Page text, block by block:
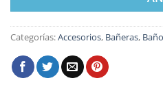
Categorías:Accesorios, Bañeras,